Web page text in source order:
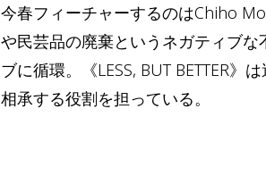
今春フィーチャーするのはChiho
や民芸品の廃棄というネガティブ
ブに循環。《LESS, BUT BETTER
相承する役割を担っている。